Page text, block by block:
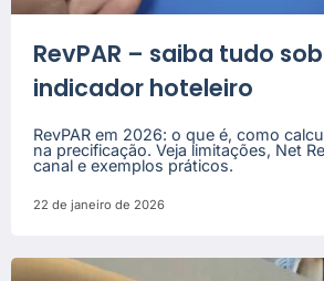
RevPAR – saiba tudo
indicador hoteleiro
RevPAR em 2026: o que é, como
na precificação. Veja limitações, Net
canal e exemplos práticos.
22 de janeiro de 2026